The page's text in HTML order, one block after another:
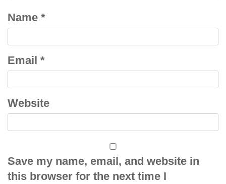
Name *
Email *
Website
Save my name, email, and website in
this browser for the next time I